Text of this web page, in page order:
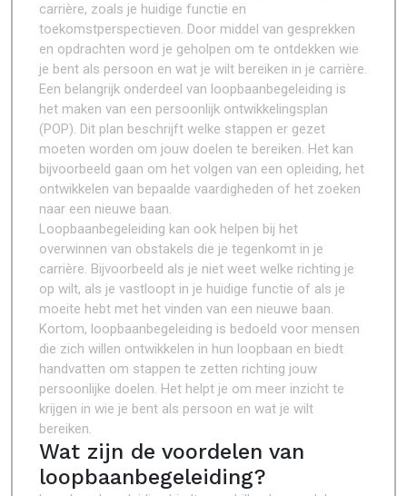
carrière, zoals je huidige functie en
toekomstperspectieven. Door middel van gesprekken
en opdrachten word je geholpen om te ontdekken wie
je bent als persoon en wat je wilt bereiken in je carrière.
Een belangrijk onderdeel van loopbaanbegeleiding is
het maken van een persoonlijk ontwikkelingsplan
(POP). Dit plan beschrijft welke stappen er gezet
moeten worden om jouw doelen te bereiken. Het kan
bijvoorbeeld gaan om het volgen van een opleiding, het
ontwikkelen van bepaalde vaardigheden of het zoeken
naar een nieuwe baan.
Loopbaanbegeleiding kan ook helpen bij het
overwinnen van obstakels die je tegenkomt in je
carrière. Bijvoorbeeld als je niet weet welke richting je
op wilt, als je vastloopt in je huidige functie of als je
moeite hebt met het vinden van een nieuwe baan.
Kortom, loopbaanbegeleiding is bedoeld voor mensen
die zich willen ontwikkelen in hun loopbaan en biedt
handvatten om stappen te zetten richting jouw
persoonlijke doelen. Het helpt je om meer inzicht te
krijgen in wie je bent als persoon en wat je wilt
bereiken.
Wat zijn de voordelen van
loopbaanbegeleiding?